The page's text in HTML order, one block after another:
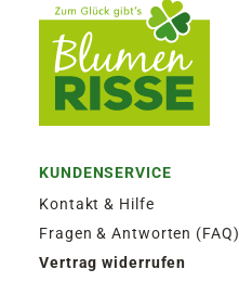
KUNDENSERVICE
Kontakt & Hilfe
Fragen & Antworten (FAQ)
Vertrag widerrufen